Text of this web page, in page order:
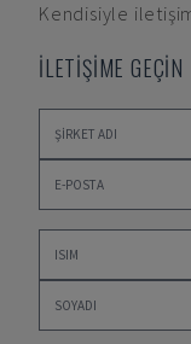
Kendisiyle
İLETİŞİME GEÇİN